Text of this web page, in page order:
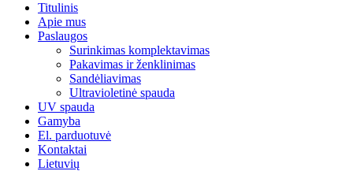
Titulinis
Apie mus
Paslaugos
Surinkimas komplektavimas
Pakavimas ir ženklinimas
Sandėliavimas
Ultravioletinė spauda
UV spauda
Gamyba
El. parduotuvė
Kontaktai
Lietuvių